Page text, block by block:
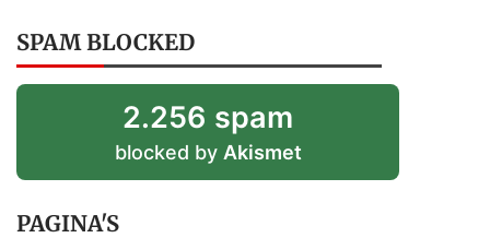
SPAM BLOCKED
2.256 spam
blocked by Akismet
PAGINA'S